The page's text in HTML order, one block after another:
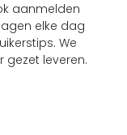
aanmelden
elke dag
We
gezet leveren.